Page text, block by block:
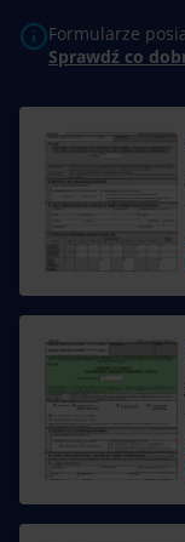
Formularze
Sprawdź co